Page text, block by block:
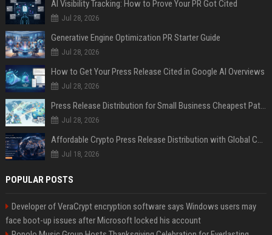
AI Visibility Tracking: How to Prove Your PR Got Cited
Jul 28, 2026
Generative Engine Optimization PR Starter Guide
Jul 28, 2026
How to Get Your Press Release Cited in Google AI Overviews
Jul 28, 2026
Press Release Distribution for Small Business Cheapest Path to Real Coverage
Jul 28, 2026
Affordable Crypto Press Release Distribution with Global Coverage
Jul 18, 2026
POPULAR POSTS
Developer of VeraCrypt encryption software says Windows users may
face boot-up issues after Microsoft locked his account